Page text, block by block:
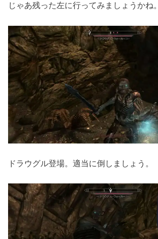
じゃあ残った左に行ってみましょうかね。
ドラウグル登場。適当に倒しましょう。